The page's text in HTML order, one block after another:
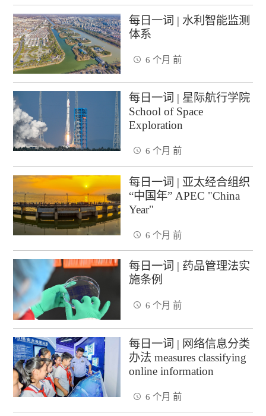
每日一词 | 水利智能监测
体系
6 个月 前
每日一词 | 星际航行学院
School of Space
Exploration
6 个月 前
每日一词 | 亚太经合组织
“中国年” APEC "China
Year"
6 个月 前
每日一词 | 药品管理法实
施条例
6 个月 前
每日一词 | 网络信息分类
办法 measures classifying
online information
6 个月 前